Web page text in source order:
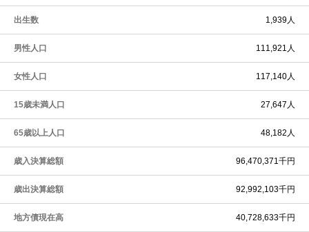
出生数 1,939人
男性人口 111,921人
女性人口 117,140人
15歳未満人口 27,647人
65歳以上人口 48,182人
歳入決算総額 96,470,371千円
歳出決算総額 92,992,103千円
地方債現在高 40,728,633千円